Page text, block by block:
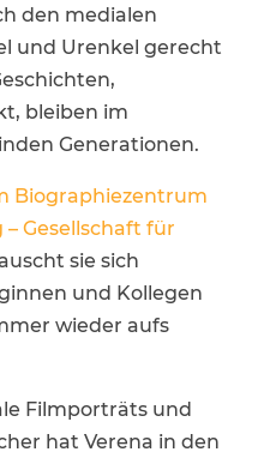
den medialen
und Urenkel gerecht
bleiben im
Generationen.
Biographiezentrum
Gesellschaft für
sie sich
und Kollegen
wieder aufs
Filmporträts und
hat Verena in den